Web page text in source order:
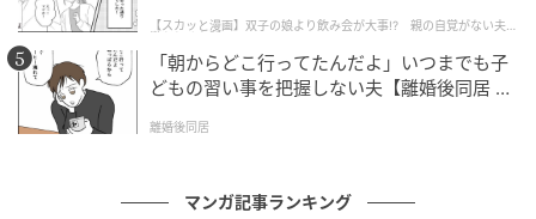
ました。
電話を切り「あの女はもう関わらないって。で、あな
たはどうするの？」と聞くと、「本当にごめん。妻が
いるのに後輩に好きって言われて調子に乗った。絶対
で責めていいよ」と言う夫。それを聞いた友人は、
【スカッと漫画】双子の娘より飲み会が大事!? 親の自覚がない夫を
懲らしめた話
「朝からどこ行ってたんだよ」いつまでも子
どもの習い事を把握しない夫【離婚後同居 Vo
離婚後同居
マンガ記事ランキング